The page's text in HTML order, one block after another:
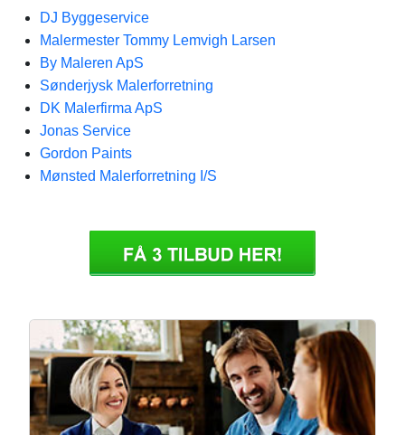
DJ Byggeservice
Malermester Tommy Lemvigh Larsen
By Maleren ApS
Sønderjysk Malerforretning
DK Malerfirma ApS
Jonas Service
Gordon Paints
Mønsted Malerforretning I/S